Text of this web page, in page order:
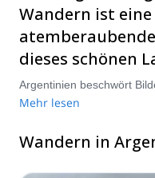
Wandern ist
dieses schönen
Mehr lesen
Wandern in